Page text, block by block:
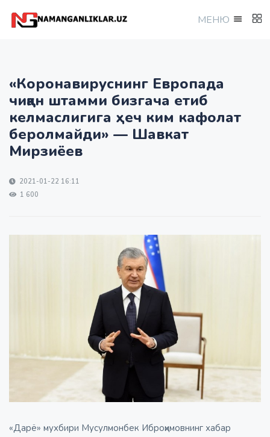
МEНЮ
«Коронавируснинг Европада
чиққан штамми бизгача етиб
келмаслигига ҳеч ким кафолат
беролмайди» — Шавкат
Мирзиёев
2021-01-22 16:11
1 600
«Дарё» мухбири Мусулмонбек Иброҳимовнинг хабар